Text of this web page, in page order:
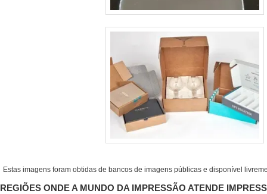
Estas imagens foram obtidas de bancos de imagens públicas e disponível
REGIÕES ONDE A MUNDO DA IMPRESSÃO ATENDE